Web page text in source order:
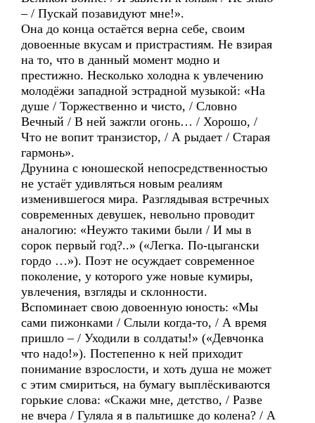
– / Пускай позавидуют мне!».
Она до конца остаётся верна себе, своим
довоенные вкусам и пристрастиям. Не взирая
на то, что в данный момент модно и
престижно. Несколько холодна к увлечению
молодёжи западной эстрадной музыкой: «На
душе / Торжественно и чисто, / Словно
Вечный / В ней зажгли огонь… / Хорошо, /
Что не вопит транзистор, / А рыдает / Старая
гармонь».
Друнина с юношеской непосредственностью
не устаёт удивляться новым реалиям
изменившегося мира. Разглядывая встречных
современных девушек, невольно проводит
аналогию: «Неужто такими были / И мы в
сорок первый год?..» («Легка. По-цыгански
гордо …»). Поэт не осуждает современное
поколение, у которого уже новые кумиры,
увлечения, взгляды и склонности.
Вспоминает свою довоенную юность: «Мы
сами пижонками / Слыли когда-то, / А время
пришло – / Уходили в солдаты!» («Девчонка
что надо!»). Постепенно к ней приходит
понимание взрослости, и хоть душа не может
с этим смириться, на бумагу выплёскиваются
горькие слова: «Скажи мне, детство, / Разве
не вчера / Гуляла я в пальтишке до колена? / А